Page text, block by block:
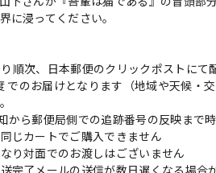
に浸ってください。
順次、日本郵便のクリックポストにて
でのお届けとなります（地域や天候・
から郵便局側での追跡番号の反映まで
じカートでご購入できません
り対面でのお渡しはございません